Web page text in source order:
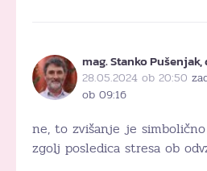
mag. Stanko Pušenjak,
28.05.2024 ob 20:50
ob 09:16
ne, to zvišanje je
zgolj posledica stresa ob